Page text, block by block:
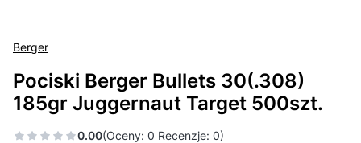
Berger
Pociski Berger Bullets 30(.308)
185gr Juggernaut Target 500szt.
0.00(Oceny: 0 Recenzje: 0)